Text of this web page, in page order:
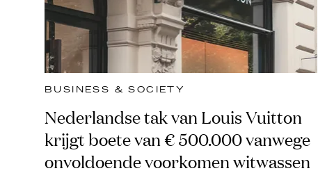
BUSINESS & SOCIETY
Nederlandse tak van Louis Vuitton
krijgt boete van € 500.000 vanwege
onvoldoende voorkomen witwassen